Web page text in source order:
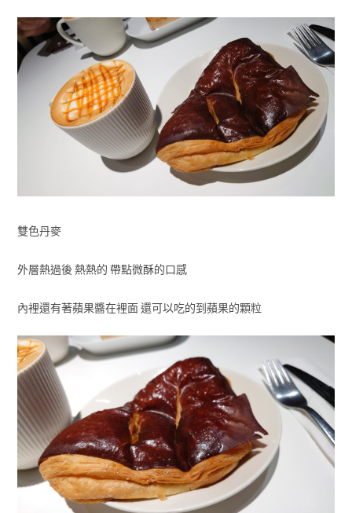
雙色丹麥
外層熱過後 熱熱的 帶點微酥的口感
內裡還有著蘋果醬在裡面 還可以吃的到蘋果的顆粒